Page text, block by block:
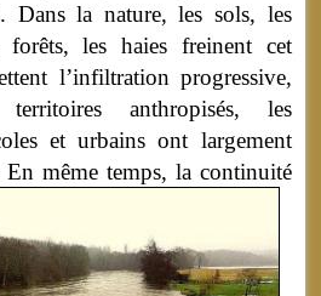
Dans la nature, les sols, les
forêts, les haies freinent cet
l’infiltration progressive,
anthropisés, les
et urbains ont largement
En même temps, la continuité